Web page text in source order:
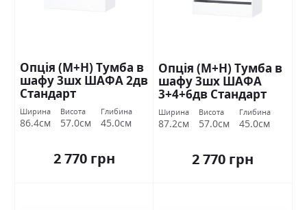
Опція (М+Н) Тумба в
шафу 3шх ШАФА 2дв
Стандарт
Ширина
86.4см
Висота
57.0см
Глибина
45.0см
2 770 грн
Опція (М+Н) Тумба в
шафу 3шх ШАФА
3+4+6дв Стандарт
Ширина
87.2см
Висота
57.0см
Глибина
45.0см
2 770 грн